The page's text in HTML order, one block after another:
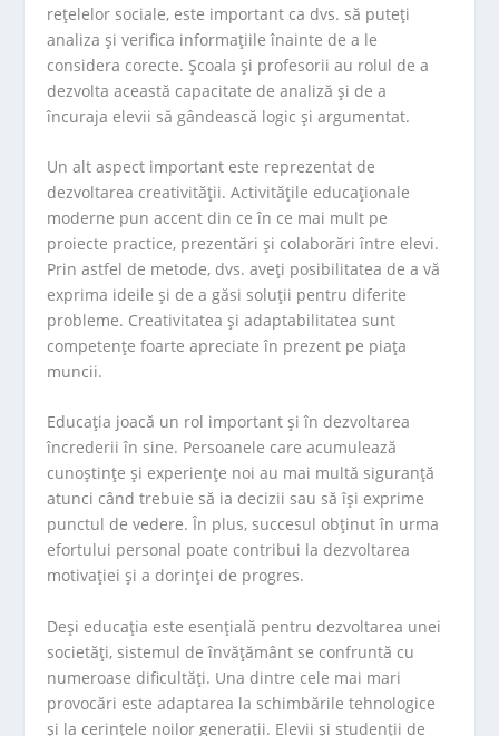
rețelelor sociale, este important ca dvs. să puteți
analiza și verifica informațiile înainte de a le
considera corecte. Școala și profesorii au rolul de a
dezvolta această capacitate de analiză și de a
încuraja elevii să gândească logic și argumentat.
Un alt aspect important este reprezentat de
dezvoltarea creativității. Activitățile educaționale
moderne pun accent din ce în ce mai mult pe
proiecte practice, prezentări și colaborări între elevi.
Prin astfel de metode, dvs. aveți posibilitatea de a vă
exprima ideile și de a găsi soluții pentru diferite
probleme. Creativitatea și adaptabilitatea sunt
competențe foarte apreciate în prezent pe piața
muncii.
Educația joacă un rol important și în dezvoltarea
încrederii în sine. Persoanele care acumulează
cunoștințe și experiențe noi au mai multă siguranță
atunci când trebuie să ia decizii sau să își exprime
punctul de vedere. În plus, succesul obținut în urma
efortului personal poate contribui la dezvoltarea
motivației și a dorinței de progres.
Deși educația este esențială pentru dezvoltarea unei
societăți, sistemul de învățământ se confruntă cu
numeroase dificultăți. Una dintre cele mai mari
provocări este adaptarea la schimbările tehnologice
și la cerințele noilor generații. Elevii și studenții de